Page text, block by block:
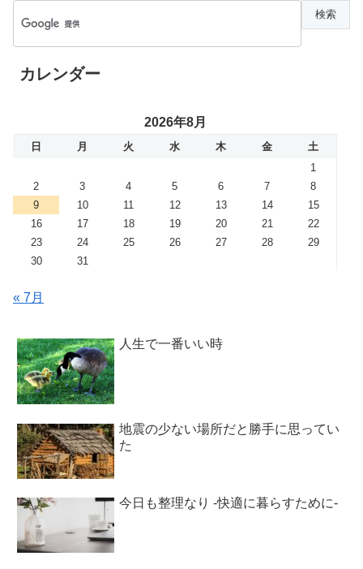
カレンダー
2026年8月
日 月 火 水 木 金
土
1
2
3 4 5 6 7
8
9
10 11 12 13 14
15
16
17 18 19 20 21
22
23
24 25 26 27 28
29
30
31
« 7月
人生で一番いい時
地震の少ない場所だと勝手に思ってい
た
今日も整理なり -快適に暮らすために-